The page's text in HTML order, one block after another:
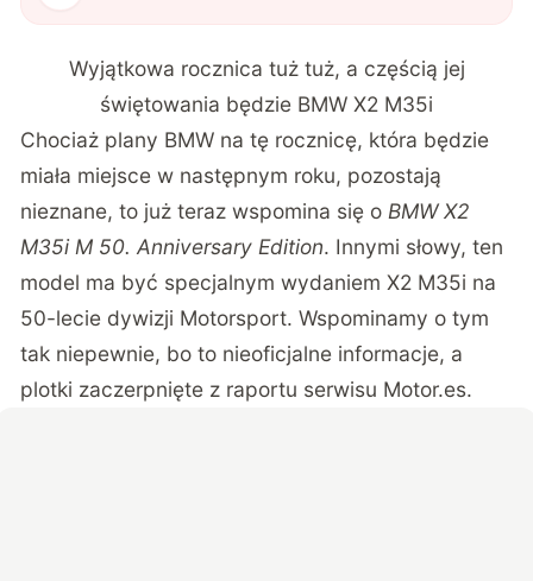
Wyjątkowa rocznica tuż tuż, a częścią jej
świętowania będzie BMW X2 M35i
Chociaż plany BMW na tę rocznicę, która będzie
miała miejsce w następnym roku, pozostają
nieznane, to już teraz wspomina się o BMW X2
M35i M 50. Anniversary Edition. Innymi słowy, ten
model ma być specjalnym wydaniem X2 M35i na
50-lecie dywizji Motorsport. Wspominamy o tym
tak niepewnie, bo to nieoficjalne informacje, a
plotki zaczerpnięte z raportu serwisu Motor.es.